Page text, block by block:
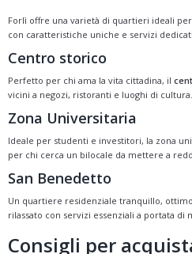
Forlì offre una varietà di quartieri ideali
con caratteristiche uniche e servizi dedicati.
Centro storico
Perfetto per chi ama la vita cittadina, il
vicini a negozi, ristoranti e luoghi di cultura.
Zona Universitaria
Ideale per studenti e investitori, la zona
per chi cerca un bilocale da mettere a
San Benedetto
Un quartiere residenziale tranquillo,
rilassato con servizi essenziali a portata di
Consigli per